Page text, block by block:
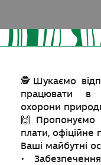
🕵️Шукаємо
працювати в
охорони
🙌Пропонуємо
плати, офіційне
Ваші майбутні
•